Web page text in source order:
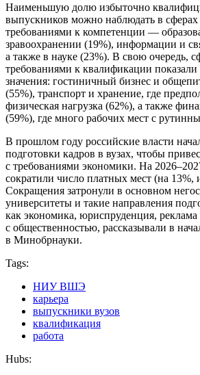
Наименьшую долю избыточно
выпускников можно наблюдать в
требованиями к компетенции —
зравоохранении (19%), информации и
а также в науке (23%). В свою очередь,
требованиями к квалификации
значения: гостиничный бизнес и
(55%), транспорт и хранение, где
физическая нагрузка (62%), а также
(59%), где много рабочих мест с
В прошлом году российские власти
подготовки кадров в вузах, чтобы
с требованиями экономики. На
сократили число платных мест (на 13%,
Сокращения затронули в основном
университеты и такие направления
как экономика, юриспруденция, реклама
с общественностью, рассказывали в
в Минобрнауки.
Tags:
НИУ ВШЭ
карьера
выпускники вузов
квалификация
работа
Hubs: